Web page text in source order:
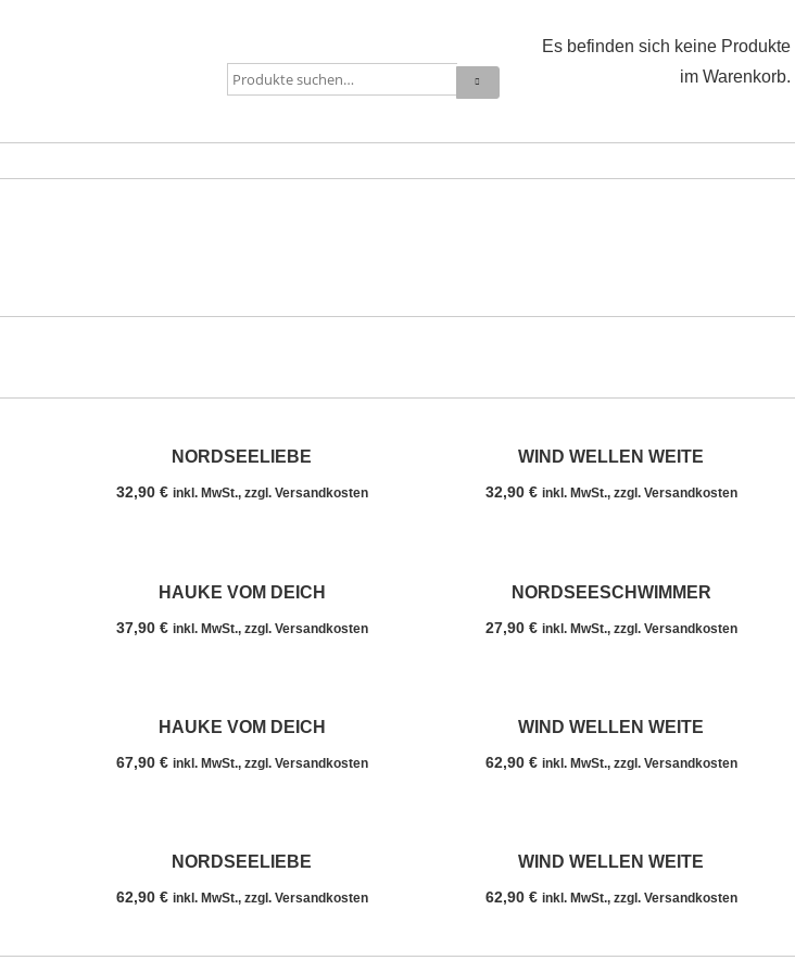
Es befinden sich keine Produkte
im Warenkorb.
NORDSEELIEBE
32,90 € inkl. MwSt., zzgl. Versandkosten
WIND WELLEN WEITE
32,90 € inkl. MwSt., zzgl. Versandkosten
HAUKE VOM DEICH
37,90 € inkl. MwSt., zzgl. Versandkosten
NORDSEESCHWIMMER
27,90 € inkl. MwSt., zzgl. Versandkosten
HAUKE VOM DEICH
67,90 € inkl. MwSt., zzgl. Versandkosten
WIND WELLEN WEITE
62,90 € inkl. MwSt., zzgl. Versandkosten
NORDSEELIEBE
62,90 € inkl. MwSt., zzgl. Versandkosten
WIND WELLEN WEITE
62,90 € inkl. MwSt., zzgl. Versandkosten